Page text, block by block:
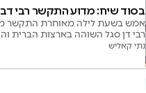
בסוד שיח: מדוע התקשר רבי דב
אמש בשעת לילה מאוחרת התקשר
רבי דן סגל השוהה בארצות הברית
נתי קאליש